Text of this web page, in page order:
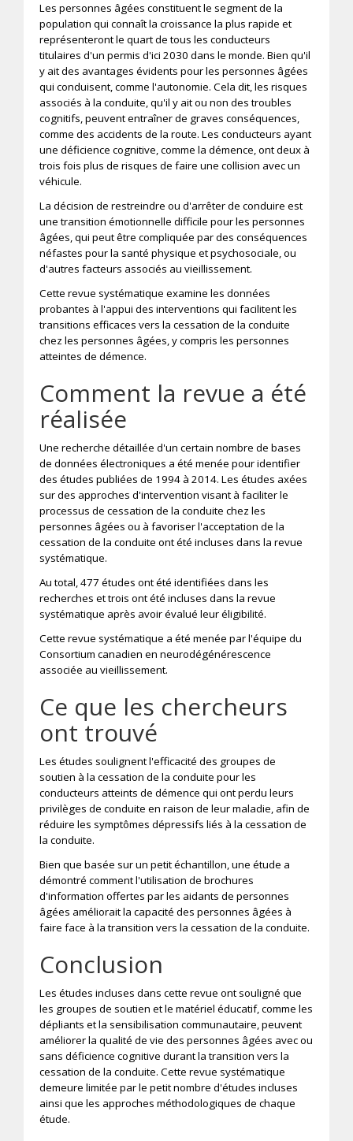
Les personnes âgées constituent le segment de la
population qui connaît la croissance la plus rapide et
représenteront le quart de tous les conducteurs
titulaires d'un permis d'ici 2030 dans le monde. Bien qu'il
y ait des avantages évidents pour les personnes âgées
qui conduisent, comme l'autonomie. Cela dit, les risques
associés à la conduite, qu'il y ait ou non des troubles
cognitifs, peuvent entraîner de graves conséquences,
comme des accidents de la route. Les conducteurs ayant
une déficience cognitive, comme la démence, ont deux à
trois fois plus de risques de faire une collision avec un
véhicule.
La décision de restreindre ou d'arrêter de conduire est
une transition émotionnelle difficile pour les personnes
âgées, qui peut être compliquée par des conséquences
néfastes pour la santé physique et psychosociale, ou
d'autres facteurs associés au vieillissement.
Cette revue systématique examine les données
probantes à l'appui des interventions qui facilitent les
transitions efficaces vers la cessation de la conduite
chez les personnes âgées, y compris les personnes
atteintes de démence.
Comment la revue a été
réalisée
Une recherche détaillée d'un certain nombre de bases
de données électroniques a été menée pour identifier
des études publiées de 1994 à 2014. Les études axées
sur des approches d'intervention visant à faciliter le
processus de cessation de la conduite chez les
personnes âgées ou à favoriser l'acceptation de la
cessation de la conduite ont été incluses dans la revue
systématique.
Au total, 477 études ont été identifiées dans les
recherches et trois ont été incluses dans la revue
systématique après avoir évalué leur éligibilité.
Cette revue systématique a été menée par l'équipe du
Consortium canadien en neurodégénérescence
associée au vieillissement.
Ce que les chercheurs
ont trouvé
Les études soulignent l'efficacité des groupes de
soutien à la cessation de la conduite pour les
conducteurs atteints de démence qui ont perdu leurs
privilèges de conduite en raison de leur maladie, afin de
réduire les symptômes dépressifs liés à la cessation de
la conduite.
Bien que basée sur un petit échantillon, une étude a
démontré comment l'utilisation de brochures
d'information offertes par les aidants de personnes
âgées améliorait la capacité des personnes âgées à
faire face à la transition vers la cessation de la conduite.
Conclusion
Les études incluses dans cette revue ont souligné que
les groupes de soutien et le matériel éducatif, comme les
dépliants et la sensibilisation communautaire, peuvent
améliorer la qualité de vie des personnes âgées avec ou
sans déficience cognitive durant la transition vers la
cessation de la conduite. Cette revue systématique
demeure limitée par le petit nombre d'études incluses
ainsi que les approches méthodologiques de chaque
étude.